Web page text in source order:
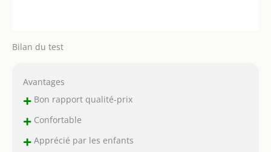
Il prend en charge
secteur et le câble USB
Bilan du test
Avantages
+Bon rapport qualité-prix
+Confortable
+Apprécié par les enfants